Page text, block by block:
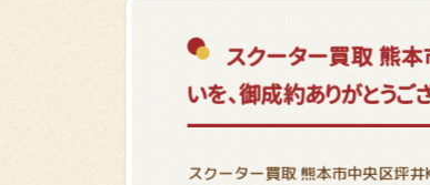
スクーター買取 熊
いを、御成約ありがとうご
スクーター買取 熊本市中央区坪井